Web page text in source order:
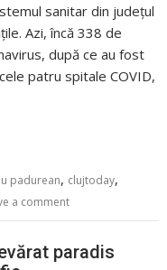
sanitar din județul
Azi, încă 338 de
după ce au fost
patru spitale COVID,
padurean, clujtoday,
a comment
paradis